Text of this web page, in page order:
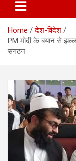
Home
देश-विदेश
PM मोदी के बयान से
संगठन